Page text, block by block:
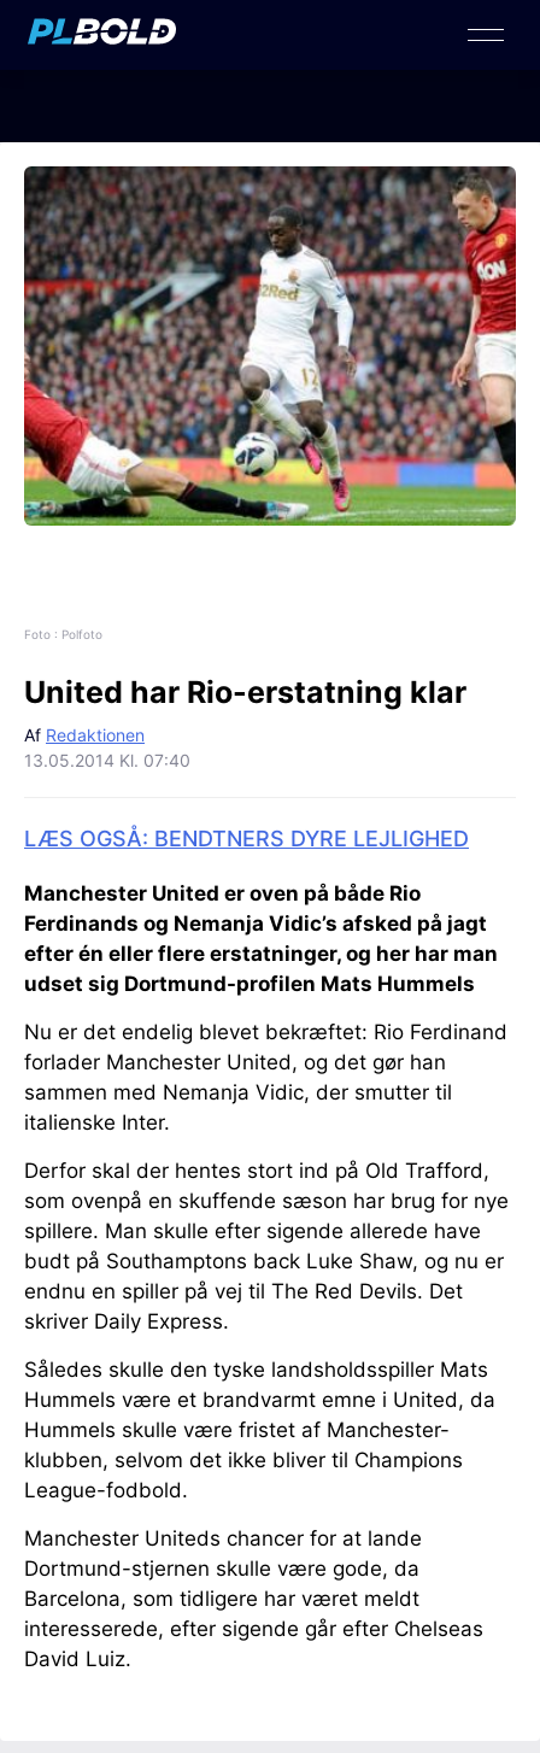
Foto : Polfoto
United har Rio-erstatning klar
Af Redaktionen
13.05.2014 Kl. 07:40
LÆS OGSÅ: BENDTNERS DYRE LEJLIGHED
Manchester United er oven på både Rio
Ferdinands og Nemanja Vidic’s afsked på jagt
efter én eller flere erstatninger, og her har man
udset sig Dortmund-profilen Mats Hummels
Nu er det endelig blevet bekræftet: Rio Ferdinand
forlader Manchester United, og det gør han
sammen med Nemanja Vidic, der smutter til
italienske Inter.
Derfor skal der hentes stort ind på Old Trafford,
som ovenpå en skuffende sæson har brug for nye
spillere. Man skulle efter sigende allerede have
budt på Southamptons back Luke Shaw, og nu er
endnu en spiller på vej til The Red Devils. Det
skriver Daily Express.
Således skulle den tyske landsholdsspiller Mats
Hummels være et brandvarmt emne i United, da
Hummels skulle være fristet af Manchester-
klubben, selvom det ikke bliver til Champions
League-fodbold.
Manchester Uniteds chancer for at lande
Dortmund-stjernen skulle være gode, da
Barcelona, som tidligere har været meldt
interesserede, efter sigende går efter Chelseas
David Luiz.